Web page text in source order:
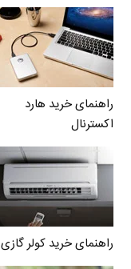
راهنمای خرید هارد
اکسترنال
راهنمای خرید کولر گازی